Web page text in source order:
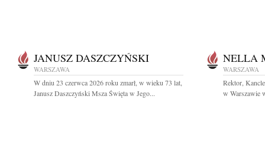
JANUSZ DASZCZYŃSKI
WARSZAWA
W dniu 23 czerwca 2026 roku zmarł, w wieku 73 lat,
Janusz Daszczyński Msza Święta w Jego...
NELLA
WARSZAWA
Rektor,
w Warszawie